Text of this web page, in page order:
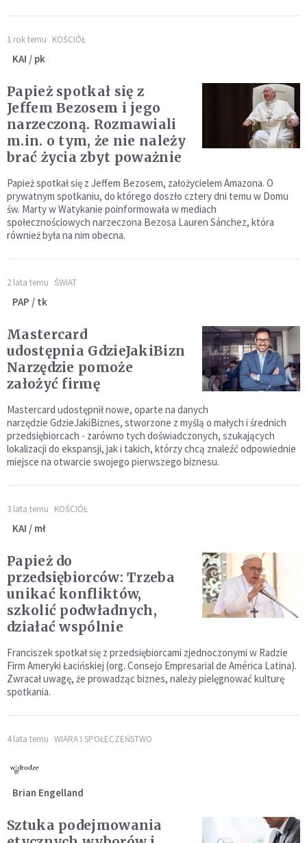
1 rok temu KOŚCIÓŁ
KAI / pk
Papież spotkał się z
Jeffem Bezosem i jego
narzeczoną. Rozmawiali
m.in. o tym, że nie należy
brać życia zbyt poważnie
Papież spotkał się z Jeffem Bezosem, założycielem Amazona. O
prywatnym spotkaniu, do którego doszło cztery dni temu w Domu
św. Marty w Watykanie poinformowała w mediach
społecznościowych narzeczona Bezosa Lauren Sánchez, która
również była na nim obecna.
2 lata temu ŚWIAT
PAP / tk
Mastercard
udostępnia GdzieJakiBiznes.com.
Narzędzie pomoże
założyć firmę
Mastercard udostępnił nowe, oparte na danych
narzędzie GdzieJakiBiznes, stworzone z myślą o małych i średnich
przedsiębiorcach - zarówno tych doświadczonych, szukających
lokalizacji do ekspansji, jak i takich, którzy chcą znaleźć odpowiednie
miejsce na otwarcie swojego pierwszego biznesu.
3 lata temu KOŚCIÓŁ
KAI / mł
Papież do
przedsiębiorców: Trzeba
unikać konfliktów,
szkolić podwładnych,
działać wspólnie
Franciszek spotkał się z przedsiębiorcami zjednoczonymi w Radzie
Firm Ameryki Łacińskiej (org. Consejo Empresarial de América Latina).
Zwracał uwagę, że prowadząc biznes, należy pielęgnować kulturę
spotkania.
4 lata temu WIARA I SPOŁECZEŃSTWO
Brian Engelland
Sztuka podejmowania